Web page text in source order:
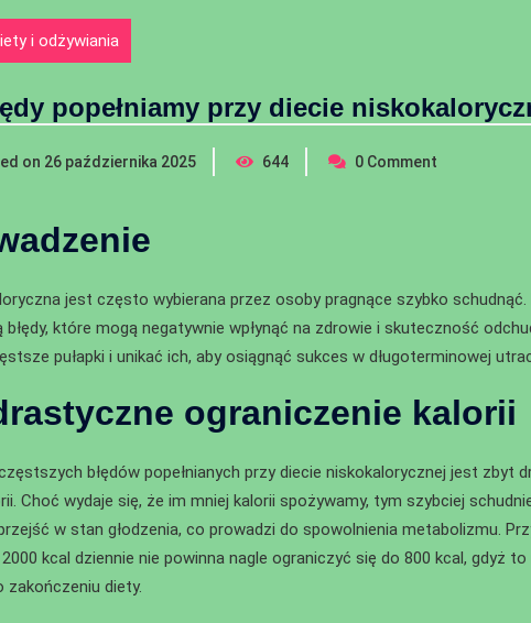
i odżywiania
popełniamy przy diecie
on 26 października 2025 644 0 Comment
jest często wybierana przez osoby pragnące szybko
błędy, które mogą negatywnie wpłynąć na zdrowie i skuteczność
pułapki i unikać ich, aby osiągnąć sukces w długoterminowej
ograniczenie kalorii
błędów popełnianych przy diecie niskokalorycznej jest zbyt
Choć wydaje się, że im mniej kalorii spożywamy, tym szybciej
w stan głodzenia, co prowadzi do spowolnienia metabolizmu.
kcal dziennie nie powinna nagle ograniczyć się do 800 kcal, gdyż
diety.